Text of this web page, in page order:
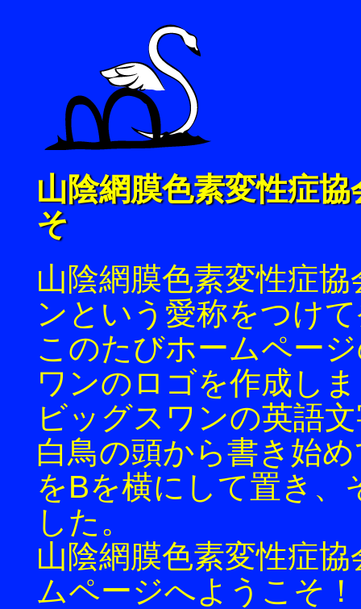
山陰網膜色素変性症
そ
山陰網膜色素変性症
ンという愛称をつけ
このたびホームペー
ワンのロゴを作成し
ビッグスワンの英語
白鳥の頭から書き始
をBを横にして置き、
した。
山陰網膜色素変性症
ムページへようこそ